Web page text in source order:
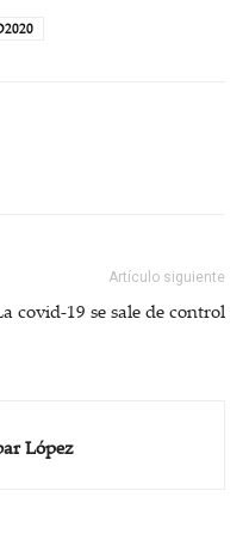
Artículo siguiente
covid-19 se sale de control
López